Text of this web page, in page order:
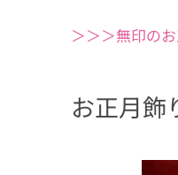
＞＞＞無印の
お正月飾